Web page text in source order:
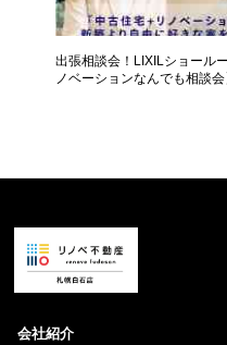
出張相談会！LIXILショール
ノベーションなんでも相談会
会社紹介